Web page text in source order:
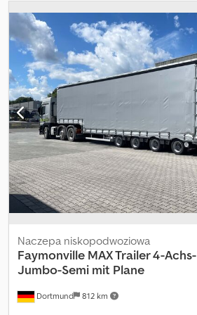
Dortmund 812 km
Naczepa niskopodwoziowa
Faymonville MAX Trailer 4-Achs-
Jumbo-Semi mit Plane